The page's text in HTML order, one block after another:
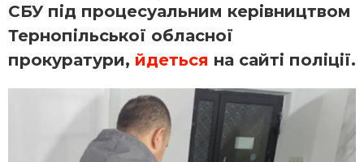
СБУ під процесуальним керівництвом
Тернопільської обласної
прокуратури, йдеться на сайті поліції.